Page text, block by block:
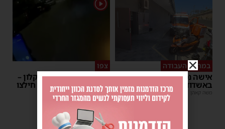
במהלך העבודה
אישה נפלה מסולם במחסן
באשדוד
משה קאהן 17:31
צפו
תינוק ננעל ברכב באשקלון –
המתנדבים האשדודים חילצו
אותו בשלום
משה קאהן |
11:53